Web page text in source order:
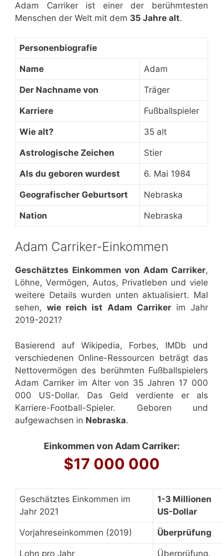
Adam Carriker ist einer der berühmtesten
Menschen der Welt mit dem 35 Jahre alt.
Personenbiografie
Name Adam
Der Nachname von Träger
Karriere Fußballspieler
Wie alt? 35 alt
Astrologische Zeichen Stier
Als du geboren wurdest 6. Mai 1984
Geografischer Geburtsort Nebraska
Nation Nebraska
Adam Carriker-Einkommen
Geschätztes Einkommen von Adam Carriker,
Löhne, Vermögen, Autos, Privatleben und viele
weitere Details wurden unten aktualisiert. Mal
sehen,wie reich ist Adam Carrikerim Jahr
2019-2021?
Basierend auf Wikipedia, Forbes, IMDb und
verschiedenen Online-Ressourcen beträgt das
Nettovermögen des berühmten Fußballspielers
Adam Carriker im Alter von 35 Jahren 17 000
000 US-Dollar. Das Geld verdiente er als
Karriere-Football-Spieler. Geboren und
aufgewachsen in Nebraska.
Einkommen von Adam Carriker:
$17 000 000
Geschätztes Einkommen im
Jahr 2021
1-3 Millionen
US-Dollar
Vorjahreseinkommen (2019) Überprüfung
Lohn pro Jahr Überprüfung.